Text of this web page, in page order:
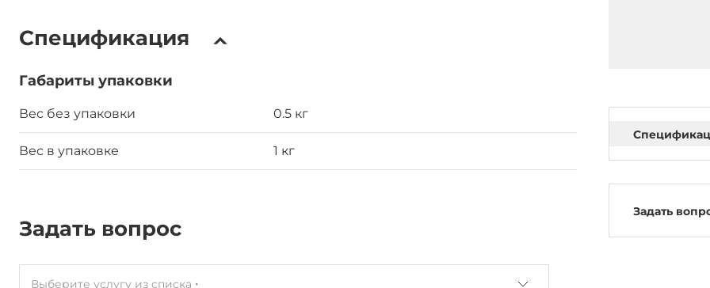
Спецификация
Габариты упаковки
Вес без упаковки 0.5 кг
Вес в упаковке 1 кг
Задать вопрос
Выберите услугу из списка
Задать